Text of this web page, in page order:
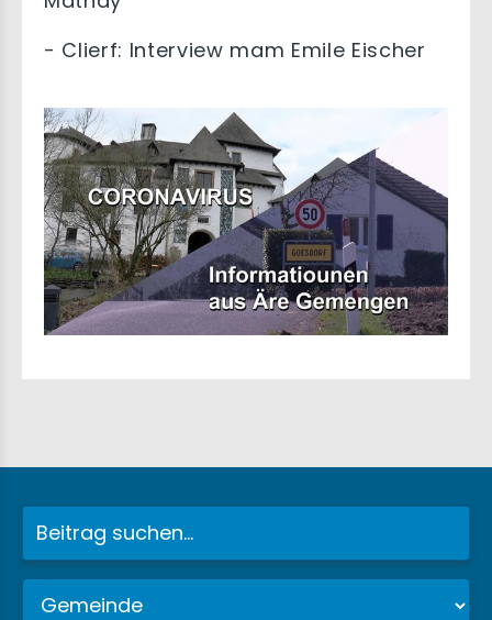
- Clierf: Interview mam Emile Eischer